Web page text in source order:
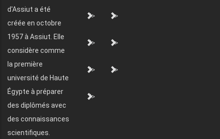
d'Assiut a été
créée en octobre
1957 à Assiut. Elle
considère comme
la première
université de Haute
Égypte à préparer
des diplômés avec
des connaissances
scientifiques.
"> ">
"> ">
"> ">
">